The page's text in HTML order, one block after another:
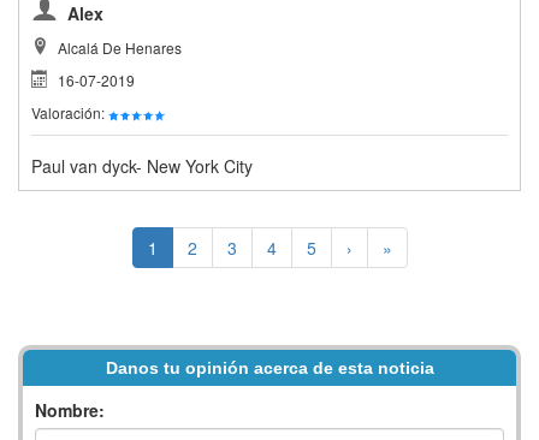
Alex
Alcalá De Henares
16-07-2019
Valoración:
Paul van dyck- New York City
1 2 3 4 5 › »
Danos tu opinión acerca de esta noticia
Nombre: